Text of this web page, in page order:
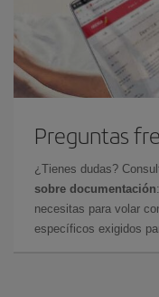
Preguntas
¿Tienes dudas?
sobre documentación
necesitas para volar
específicos exigidos